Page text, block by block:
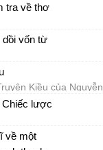
lính trong bài
tra về thơ
dồi vốn từ
Kiều của Nguyễn
Chiếc lược
về một